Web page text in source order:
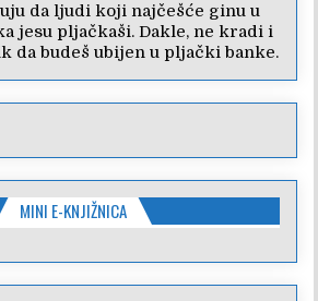
da ljudi koji najčešće ginu u
jesu pljačkaši. Dakle, ne kradi i
da budeš ubijen u pljački banke.
MINI E-KNJIŽNICA